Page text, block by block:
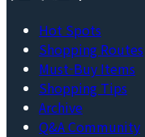
Hot Spots
Shopping Routes
Must-Buy Items
Shopping Tips
Archive
Q&A Community